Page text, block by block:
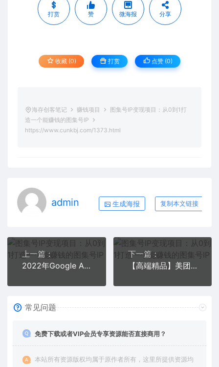
打赏 赞 微海报 分享
收藏 (0) 打赏 点赞 (0)
海存创客笔记 赚钱项目
图集号IP变现项目：从0到1打
造一个能赚钱的图集号IP
https://www.cunkbj.com/1373.html
admin 生成海报 复制本文链接
上一篇：
2022年Google Adsense成功收款到银行卡之最全攻略和注意事项
下一篇：
【高端精品】美团最新实战玩法【首发最详细话术】
常见问题
免费下载或者VIP会员专享资源能否直接商用？
本站所有资源版权均属于原作者所有，这里所提供资源均